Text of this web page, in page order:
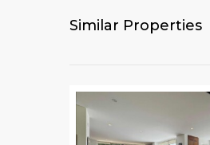
Similar Properties